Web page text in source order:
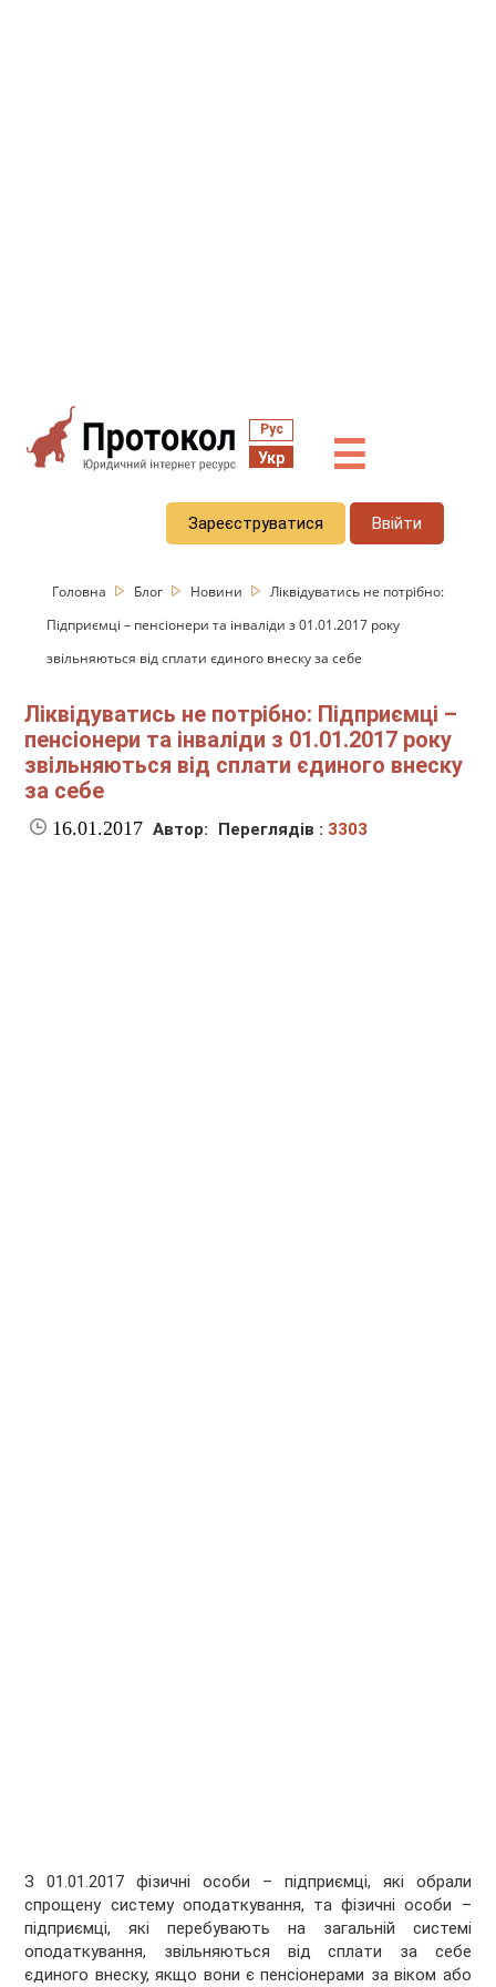
Рус
Укр ☰
Зареєструватися Ввійти
Головна Блог Новини
Ліквідуватись не потрібно:
Підприємці – пенсіонери та інваліди з 01.01.2017 року
звільняються від сплати єдиного внеску за себе
Ліквідуватись не потрібно: Підприємці –
пенсіонери та інваліди з 01.01.2017 року
звільняються від сплати єдиного внеску
за себе
16.01.2017 Автор: Переглядів : 3303
З 01.01.2017 фізичні особи – підприємці, які обрали
спрощену систему оподаткування, та фізичні особи –
підприємці, які перебувають на загальній системі
оподаткування, звільняються від сплати за себе
єдиного внеску, якщо вони є пенсіонерами за віком або